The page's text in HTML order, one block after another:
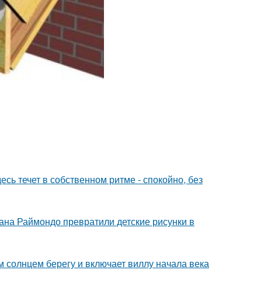
течет в собственном ритме - спокойно, без
Раймондо превратили детские рисунки в
берегу и включает виллу начала века